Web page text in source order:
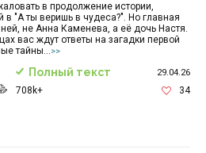
в продолжение истории,
в "А ты веришь в чудеса?". Но главная
ней, не Анна Каменева, а её дочь Настя.
вас ждут ответы на загадки первой
тайны...>>
Полный текст 29.04.26
708k+ 34